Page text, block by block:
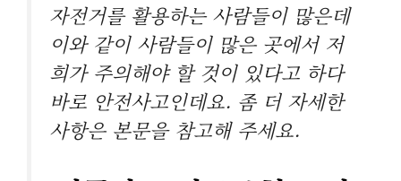
자전거를 활용하는 사람들이 많은데
이와 같이 사람들이 많은 곳에서 저
희가 주의해야 할 것이 있다고 하다
바로 안전사고인데요. 좀 더 자세한
사항은 본문을 참고해 주세요.